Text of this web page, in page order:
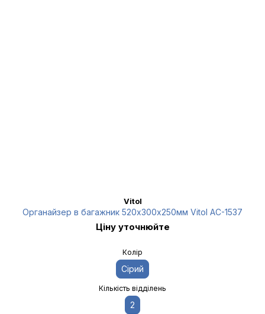
Vitol
Органайзер в багажник 520х300х250мм Vitol AC-1537
Ціну уточнюйте
Колір
Сірий
Кількість відділень
2